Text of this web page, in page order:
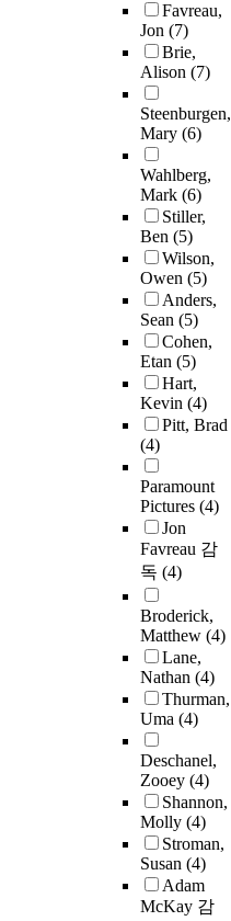
Favreau,
Jon (7)
Brie,
Alison (7)
Steenburgen,
Mary (6)
Wahlberg,
Mark (6)
Stiller,
Ben (5)
Wilson,
Owen (5)
Anders,
Sean (5)
Cohen,
Etan (5)
Hart,
Kevin (4)
Pitt, Brad
(4)
Paramount
Pictures (4)
Jon
Favreau 감
독 (4)
Broderick,
Matthew (4)
Lane,
Nathan (4)
Thurman,
Uma (4)
Deschanel,
Zooey (4)
Shannon,
Molly (4)
Stroman,
Susan (4)
Adam
McKay 감